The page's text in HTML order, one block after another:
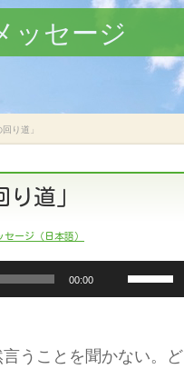
ッセージ
り道」
道」
セージ（日本語）
00:00
ム
うことを聞かない。ど